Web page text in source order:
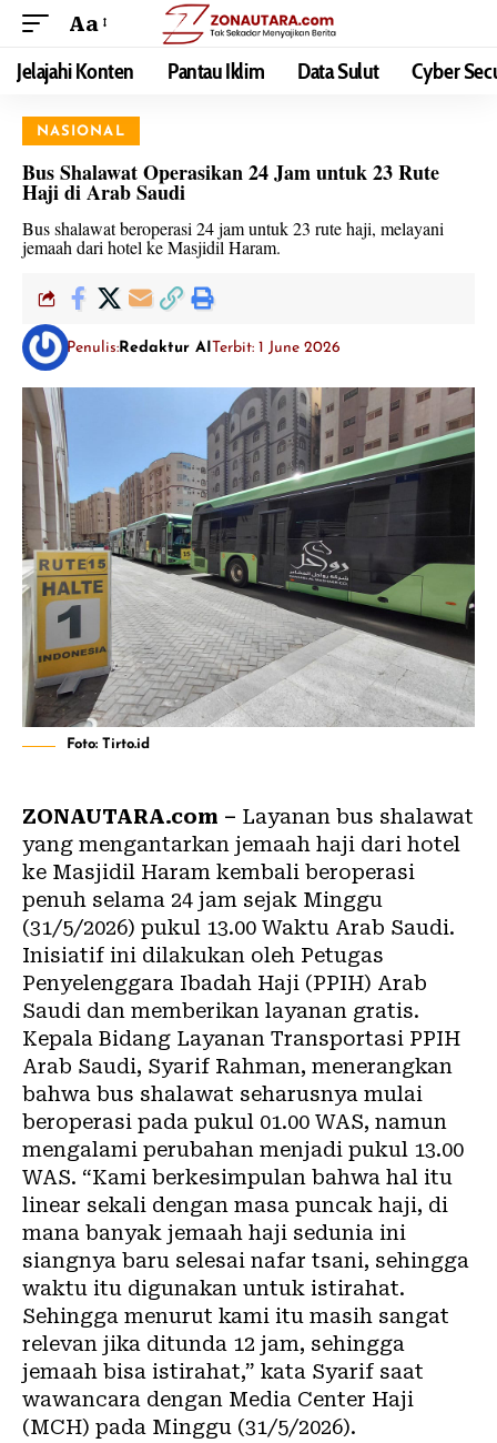
Aa
Jelajahi Konten Pantau Iklim Data Sulut Cyber
NASIONAL
Bus Shalawat Operasikan 24 Jam untuk 23 Rute
Haji di Arab Saudi
Bus shalawat beroperasi 24 jam untuk 23 rute haji, melayani
jemaah dari hotel ke Masjidil Haram.
Penulis: Redaktur AITerbit: 1 June 2026
Foto: Tirto.id
ZONAUTARA.com – Layanan bus shalawat
yang mengantarkan jemaah haji dari hotel
ke Masjidil Haram kembali beroperasi
penuh selama 24 jam sejak Minggu
(31/5/2026) pukul 13.00 Waktu Arab Saudi.
Inisiatif ini dilakukan oleh Petugas
Penyelenggara Ibadah Haji (PPIH) Arab
Saudi dan memberikan layanan gratis.
Kepala Bidang Layanan Transportasi PPIH
Arab Saudi, Syarif Rahman, menerangkan
bahwa bus shalawat seharusnya mulai
beroperasi pada pukul 01.00 WAS, namun
mengalami perubahan menjadi pukul 13.00
WAS. “Kami berkesimpulan bahwa hal itu
linear sekali dengan masa puncak haji, di
mana banyak jemaah haji sedunia ini
siangnya baru selesai nafar tsani, sehingga
waktu itu digunakan untuk istirahat.
Sehingga menurut kami itu masih sangat
relevan jika ditunda 12 jam, sehingga
jemaah bisa istirahat,” kata Syarif saat
wawancara dengan Media Center Haji
(MCH) pada Minggu (31/5/2026).